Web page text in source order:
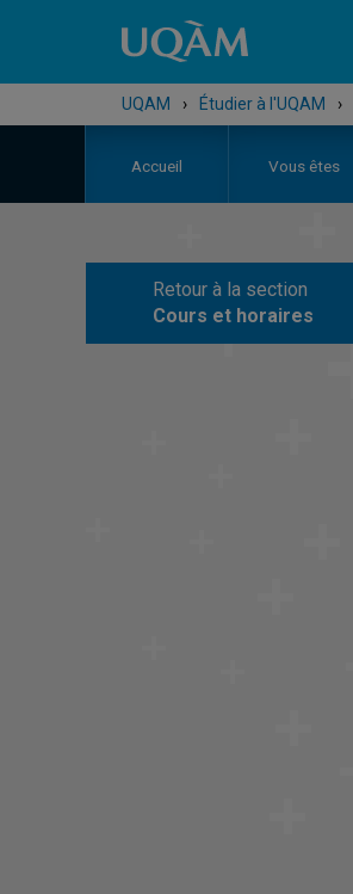
UQAM › Étudier à l'UQAM ›
Accueil Vous êtes
Retour à la section
Cours et horaires